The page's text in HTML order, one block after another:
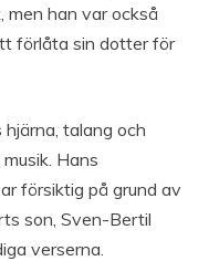
men han var också
förlåta sin dotter för
hjärna, talang och
Hans
försiktig på grund av
son, Sven-Bertil
verserna.